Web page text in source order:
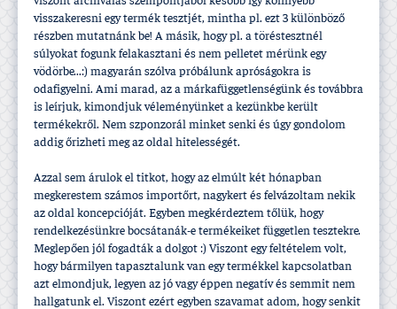
visszakeresni egy termék tesztjét, mintha pl. ezt 3 különböző
részben mutatnánk be! A másik, hogy pl. a töréstesztnél
súlyokat fogunk felakasztani és nem pelletet mérünk egy
vödörbe...:) magyarán szólva próbálunk apróságokra is
odafigyelni. Ami marad, az a márkafüggetlenségünk és továbbra
is leí­rjuk, kimondjuk véleményünket a kezünkbe került
termékekről. Nem szponzorál minket senki és úgy gondolom
addig őrizheti meg az oldal hitelességét.
Azzal sem árulok el titkot, hogy az elmúlt két hónapban
megkerestem számos importőrt, nagykert és felvázoltam nekik
az oldal koncepcióját. Egyben megkérdeztem tőlük, hogy
rendelkezésünkre bocsátanák-e termékeiket független tesztekre.
Meglepően jól fogadták a dolgot :) Viszont egy feltételem volt,
hogy bármilyen tapasztalunk van egy termékkel kapcsolatban
azt elmondjuk, legyen az jó vagy éppen negatí­v és semmit nem
hallgatunk el. Viszont ezért egyben szavamat adom, hogy senkit